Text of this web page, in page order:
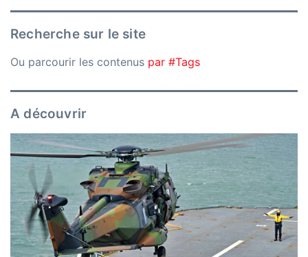
Recherche sur le site
Ou parcourir les contenus par #Tags
A découvrir